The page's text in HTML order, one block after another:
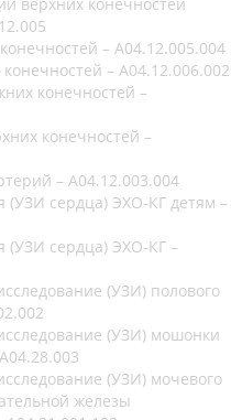
– A04.12.005.004
– A04.12.006.002
конечностей –
конечностей –
– A04.12.003.004
(УЗИ сердца) ЭХО-КГ детям –
(УЗИ сердца) ЭХО-КГ –
(УЗИ) полового
(УЗИ) мошонки
(УЗИ) мочевого
железы